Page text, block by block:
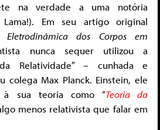
na verdade a uma notória
Em seu artigo original
dos Corpos em
nunca sequer utilizou a
Relatividade” – cunhada e
colega Max Planck. Einstein, ele
sua teoria como “Teoria da
menos relativista que falar em